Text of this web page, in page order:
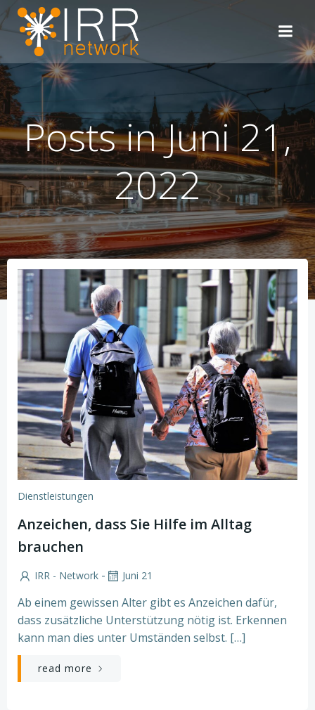
Posts in Juni 21,
2022
Dienstleistungen
Anzeichen, dass Sie Hilfe im Alltag
brauchen
IRR - Network - Juni 21
Ab einem gewissen Alter gibt es Anzeichen dafür,
dass zusätzliche Unterstützung nötig ist. Erkennen
kann man dies unter Umständen selbst. […]
read more